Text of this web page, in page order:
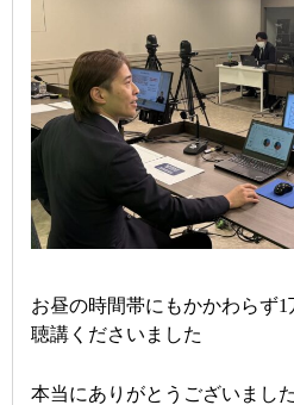
お昼の時間帯にもかかわらず
聴講くださいました
本当にありがとうございまし